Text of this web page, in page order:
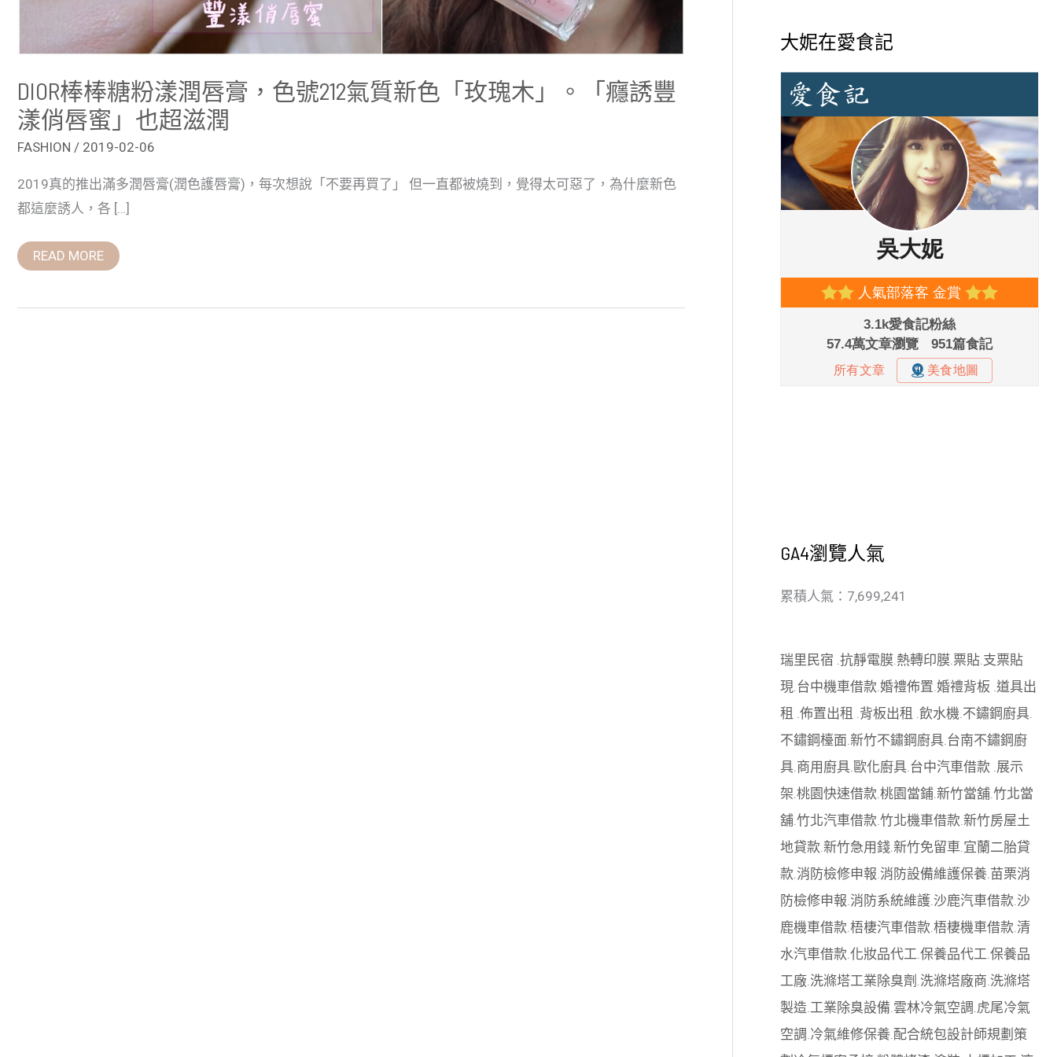
DIOR棒棒糖粉漾潤唇膏，色號212氣質新色「玫瑰木」。「癮誘豐
漾俏唇蜜」也超滋潤
FASHION / 2019-02-06
2019真的推出滿多潤唇膏(潤色護唇膏)，每次想說「不要再買了」 但一直都被燒到，覺得太可惡了，為什麼新色
都這麼誘人，各 […]
READ MORE
大妮在愛食記
GA4瀏覽人氣
累積人氣：7,699,241
瑞里民宿 .抗靜電膜.熱轉印膜.票貼.支票貼
現.台中機車借款.婚禮佈置.婚禮背板 .道具出
租 .佈置出租 .背板出租 .飲水機.不鏽鋼廚具.
不鏽鋼檯面.新竹不鏽鋼廚具.台南不鏽鋼廚
具.商用廚具.歐化廚具.台中汽車借款 .展示
架.桃園快速借款.桃園當鋪.新竹當舖.竹北當
舖.竹北汽車借款.竹北機車借款.新竹房屋土
地貸款.新竹急用錢.新竹免留車.宜蘭二胎貸
款.消防檢修申報.消防設備維護保養.苗栗消
防檢修申報.消防系統維護.沙鹿汽車借款.沙
鹿機車借款.梧棲汽車借款.梧棲機車借款.清
水汽車借款.化妝品代工.保養品代工.保養品
工廠.洗滌塔工業除臭劑 .洗滌塔廠商.洗滌塔
製造.工業除臭設備.雲林冷氣空調.虎尾冷氣
空調.冷氣維修保養.配合統包設計師規劃策